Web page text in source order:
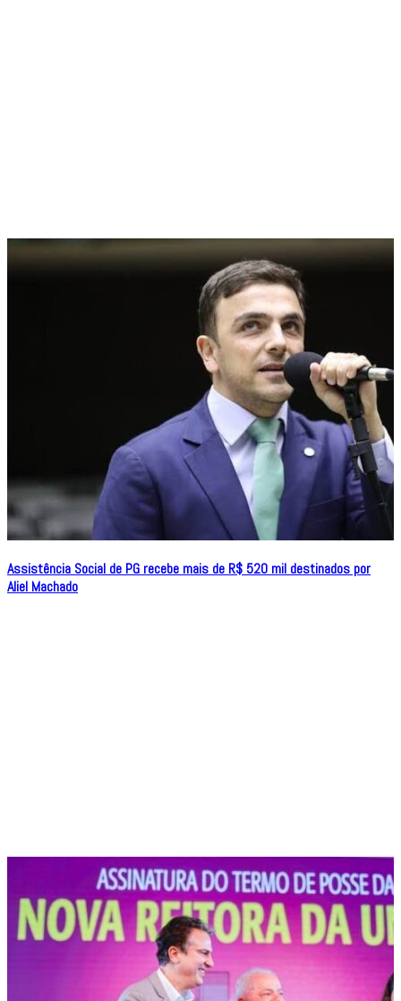
Assistência Social de PG recebe mais de R$ 520 mil destinados por
Aliel Machado